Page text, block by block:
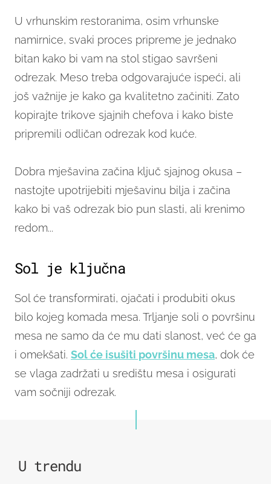
U vrhunskim restoranima, osim vrhunske
namirnice, svaki proces pripreme je jednako
bitan kako bi vam na stol stigao savršeni
odrezak. Meso treba odgovarajuće ispeći, ali
još važnije je kako ga kvalitetno začiniti. Zato
kopirajte trikove sjajnih chefova i kako biste
pripremili odličan odrezak kod kuće.
Dobra mješavina začina ključ sjajnog okusa –
nastojte upotrijebiti mješavinu bilja i začina
kako bi vaš odrezak bio pun slasti, ali krenimo
redom...
Sol je ključna
Sol će transformirati, ojačati i produbiti okus
bilo kojeg komada mesa. Trljanje soli o površinu
mesa ne samo da će mu dati slanost, već će ga
i omekšati. Sol će isušiti površinu mesa, dok će
se vlaga zadržati u središtu mesa i osigurati
vam sočniji odrezak.
U trendu